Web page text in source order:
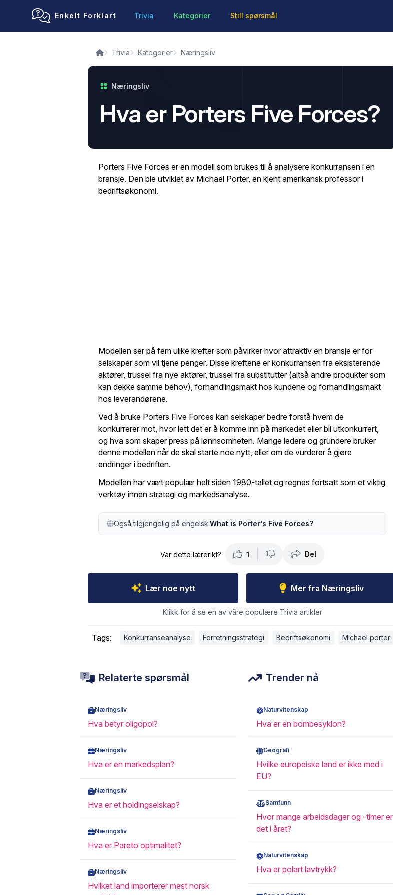
Enkelt Forklart Trivia Kategorier Still spørsmål
Trivia Kategorier Næringsliv
Næringsliv
Hva er Porters Five Forces?
Porters Five Forces er en modell som brukes til å analysere konkurransen i en
bransje. Den ble utviklet av Michael Porter, en kjent amerikansk professor i
bedriftsøkonomi.
Modellen ser på fem ulike krefter som påvirker hvor attraktiv en bransje er for
selskaper som vil tjene penger. Disse kreftene er konkurransen fra eksisterende
aktører, trussel fra nye aktører, trussel fra substitutter (altså andre produkter som
kan dekke samme behov), forhandlingsmakt hos kundene og forhandlingsmakt
hos leverandørene.
Ved å bruke Porters Five Forces kan selskaper bedre forstå hvem de
konkurrerer mot, hvor lett det er å komme inn på markedet eller bli utkonkurrert,
og hva som skaper press på lønnsomheten. Mange ledere og gründere bruker
denne modellen når de skal starte noe nytt, eller om de vurderer å gjøre
endringer i bedriften.
Modellen har vært populær helt siden 1980-tallet og regnes fortsatt som et viktig
verktøy innen strategi og markedsanalyse.
Også tilgjengelig på engelsk:What is Porter's Five Forces?
Var dette lærerikt? 1 Del
Lær noe nytt Mer fra Næringsliv
Klikk for å se en av våre populære Trivia artikler
Tags: Konkurranseanalyse Forretningsstrategi Bedriftsøkonomi Michael porter
Relaterte spørsmål
Næringsliv
Hva betyr oligopol?
Næringsliv
Hva er en markedsplan?
Næringsliv
Hva er et holdingselskap?
Næringsliv
Hva er Pareto optimalitet?
Næringsliv
Hvilket land importerer mest norsk
Trender nå
Naturvitenskap
Hva er en bombesyklon?
Geografi
Hvilke europeiske land er ikke med i
EU?
Samfunn
Hvor mange arbeidsdager og -timer er
det i året?
Naturvitenskap
Hva er polart lavtrykk?